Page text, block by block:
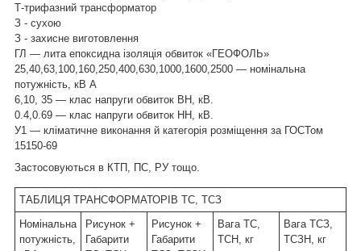
Т-трифазний трансформатор
З - сухою
З - захисне виготовлення
ГЛ — лита епоксидна ізоляція обвиток «ГЕОФОЛЬ»
25,40,63,100,160,250,400,630,1000,1600,2500 — номінальна
потужність, кВ А
6,10, 35 — клас напруги обвиток ВН, кВ.
0.4,0.69 — клас напруги обвиток НН, кВ.
У1 — кліматичне виконання й категорія розміщення за ГОСТом
15150-69
Застосовуються в КТП, ПС, РУ тощо.
ТАБЛИЦЯ ТРАНСФОРМАТОРІВ ТС, ТСЗ
Номінальна
потужність,
Рисунок +
Габарити
Рисунок +
Габарити
Вага ТС,
ТСН, кг
Вага ТСЗ,
ТСЗН, кг